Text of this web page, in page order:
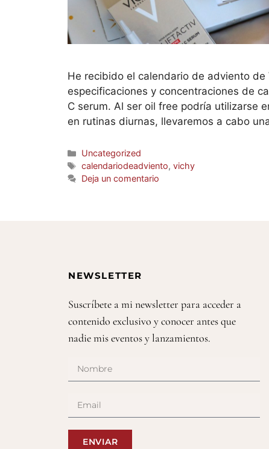
He recibido el calendario de adviento
especificaciones y concentraciones de
C serum. Al ser oil free podría utilizarse
en rutinas diurnas, llevaremos a cabo
Uncategorized
calendariodeadviento,vichy
Deja un comentario
NEWSLETTER
Suscríbete a mi newsletter para acceder a
contenido exclusivo y conocer antes que
nadie mis eventos y lanzamientos.
ENVIAR